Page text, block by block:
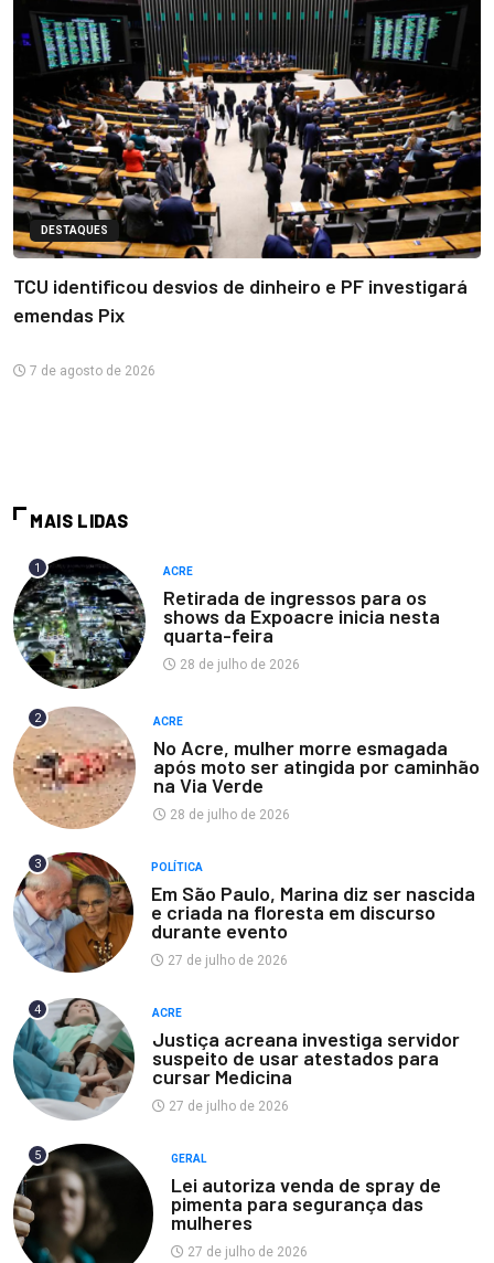
DESTAQUES
TCU identificou desvios de dinheiro e PF investigará
emendas Pix
7 de agosto de 2026
MAIS LIDAS
1 ACRE
Retirada de ingressos para os
shows da Expoacre inicia nesta
quarta-feira
28 de julho de 2026
2 ACRE
No Acre, mulher morre esmagada
após moto ser atingida por caminhão
na Via Verde
28 de julho de 2026
3 POLÍTICA
Em São Paulo, Marina diz ser nascida
e criada na floresta em discurso
durante evento
27 de julho de 2026
4 ACRE
Justiça acreana investiga servidor
suspeito de usar atestados para
cursar Medicina
27 de julho de 2026
5 GERAL
Lei autoriza venda de spray de
pimenta para segurança das
mulheres
27 de julho de 2026